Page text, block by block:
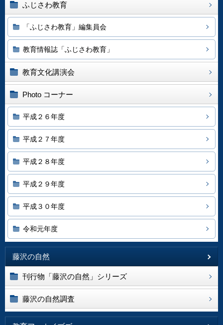
ふじさわ教育
「ふじさわ教育」編集員会
教育情報誌「ふじさわ教育」
教育文化講演会
Photo コーナー
平成２６年度
平成２７年度
平成２８年度
平成２９年度
平成３０年度
令和元年度
藤沢の自然
刊行物「藤沢の自然」シリーズ
藤沢の自然調査